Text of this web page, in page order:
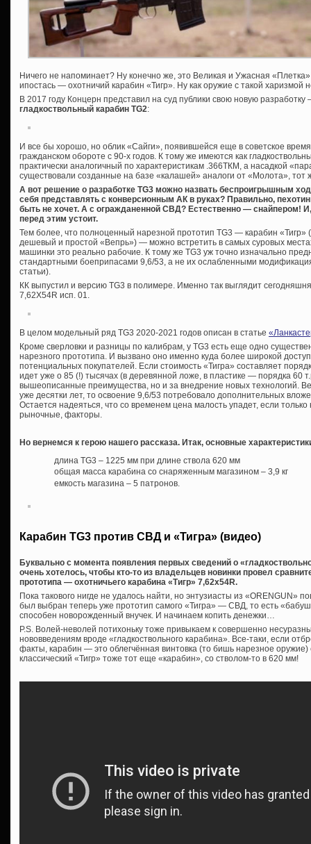
Ничего не напоминает? Ну конечно же, это Великая и Ужасная
ипостась — охотничий карабин «Тигр». Ну как оружие с такой харизмой
В 2017 году Концерн представил на суд публики свою новую
гладкоствольный карабин TG2:
И все бы хорошо, но облик «Сайги», появившейся еще в советское
гражданском обороте с 90-х годов. К тому же имеются как
практически аналогичный по характеристикам .366ТКМ, а насадкой
существовали созданные на базе «калашей» аналоги от «Молота»,
А вот решение о разработке TG3 можно назвать беспроигрышным
себя представлять с конверсионным АК в руках? Правильно,
быть не хочет. А с огражданенной СВД? Естественно — снайпером! И,
перед этим устоит.
Тем более, что полноценный нарезной прототип TG3 — карабин «Тигр»
дешевый и простой «Вепрь») — можно встретить в самых суровых
машинки это реально рабочие. К тому же TG3 уж точно изначально
стандартными боеприпасами 9,6/53, а не их ослабленными
статьи).
КК выпустил и версию TG3 в полимере. Именно так выглядит
7,62Х54R исп. 01.
В целом модельный ряд TG3 2020-2021 годов описан в статье
Кроме сверловки и разницы по калибрам, у TG3 есть еще одно
нарезного прототипа. И вызвано оно именно куда более широкой
потенциальных покупателей. Если стоимость «Тигра» составляет
идет уже о 85 (!) тысячах (в деревянной ложе, в пластике — порядка 60
вышеописанные преимущества, но и за внедрение новых технологий.
уже десятки лет, то освоение 9,6/53 потребовало дополнительных
Остается надеяться, что со временем цена малость упадет, если
рыночные, факторы.
Но вернемся к герою нашего рассказа. Итак, основные
длина TG3 – 1225 мм при длине ствола 620 мм
общая масса карабина со снаряженным магазином – 3,9 кг
емкость магазина – 5 патронов.
Карабин TG3 против СВД и «Тигра» (видео)
Буквально с момента появления первых сведений о
очень хотелось, чтобы кто-то из владельцев новинки провел
прототипа — охотничьего карабина «Тигр» 7,62х54R.
Пока такового нигде не удалось найти, но энтузиасты из «ORENGUN»
был выбран теперь уже прототип самого «Тигра» — СВД, то есть
способен новорожденный внучек. И начинаем копить денежки…
P.S. Волей-неволей потихоньку тоже привыкаем к совершенно
нововведениям вроде «гладкоствольного карабина». Все-таки, если
факты, карабин — это облегчённая винтовка (то бишь нарезное оружие)
классический «Тигр» тоже тот еще «карабин», со стволом-то в 620 мм!